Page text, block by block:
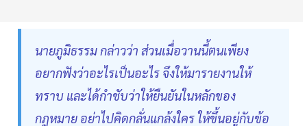
นายภูมิธรรม กล่าวว่า ส่วนเมื่อวานนี้ตนเพียง
อยากฟังว่าอะไรเป็นอะไร จึงให้มารายงานให้
ทราบ และได้กำชับว่าให้ยืนยันในหลักของ
กฎหมาย อย่าไปคิดกลั่นแกล้งใคร ให้ขึ้นอยู่กับข้อ